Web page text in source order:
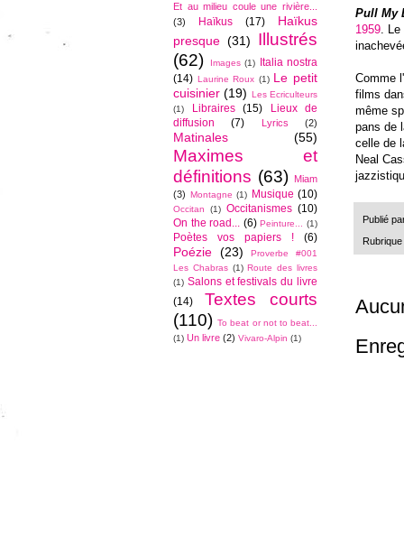
Pull My
1959. Le
Comme
films
même
pans de
celle de
Neal
Publié
Rubrique
Et au milieu coule une rivière...
(3)
Haïkus (17)
Haïkus
presque (31)
Illustrés
(62)
Images (1)
Italia nostra
(14) Laurine Roux (1) Le petit
cuisinier (19)
Les Ecriculteurs
(1)
Libraires (15)
Lieux de
diffusion
(7) Lyrics (2)
Matinales (55)
Maximes et
définitions (63)
Miam
(3)
Montagne (1) Musique (10)
Occitan (1) Occitanismes (10)
On the road... (6) Peinture... (1)
Poètes vos papiers ! (6)
Poézie (23)
Proverbe #001
Les Chabras (1) Route des livres
(1) Salons et festivals du livre
(14)
Textes courts
(110) To beat or not to beat...
(1) Un livre (2) Vivaro-Alpin (1)